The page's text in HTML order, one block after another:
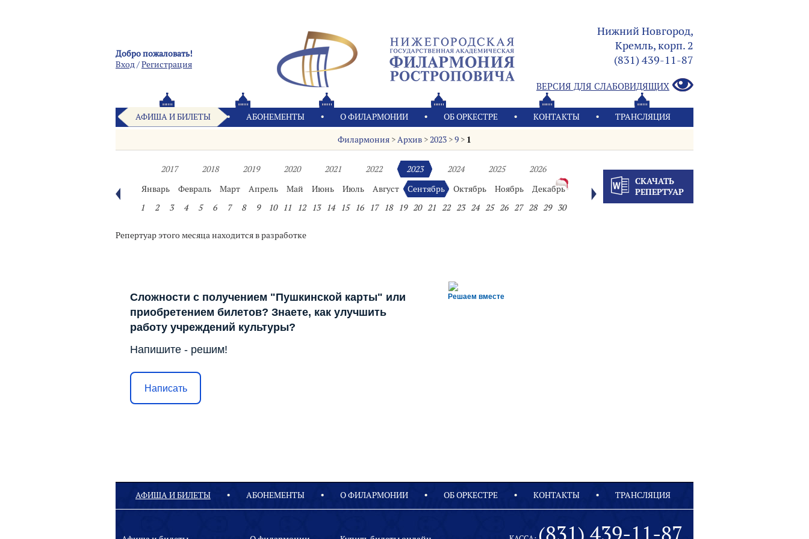
Добро пожаловать!
Вход/Pегистрация
Нижний Новгород,
Кремль, корп. 2
(831) 439-11-87
ВЕРСИЯ ДЛЯ СЛАБОВИДЯЩИХ
АФИША И БИЛЕТЫ АБОНЕМЕНТЫ О ФИЛАРМОНИИ OБ ОРКЕСТРЕ КОНТАКТЫ ТРАНСЛЯЦИЯ
Филармония >Архив >2023 >9 > 1
2017 2018 2019 2020 2021 2022 2023 2024 2025
2026
Январь
Февраль Март Апрель Май Июнь Июль Август Сентябрь Октябрь Ноябрь
Декабрь
1
2 3 4 5 6 7 8 9 10 11 12 13 14 15 16 17 18 19 20 21 22 23 24 25 26 27 28 29 30
СКАЧАТЬ
РЕПЕРТУАР
Репертуар этого месяца находится в разработке
Решаем вместе
Сложности с получением "Пушкинской карты" или
приобретением билетов? Знаете, как улучшить
работу учреждений культуры?
Напишите - решим!
Написать
АФИША И БИЛЕТЫ АБОНЕМЕНТЫ О ФИЛАРМОНИИ OБ ОРКЕСТРЕ КОНТАКТЫ ТРАНСЛЯЦИЯ